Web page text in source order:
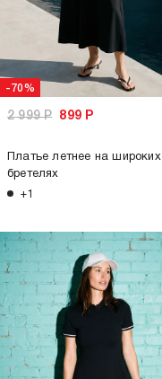
-70%
2 999Р 899 Р
Платье летнее на широких
бретелях
+1